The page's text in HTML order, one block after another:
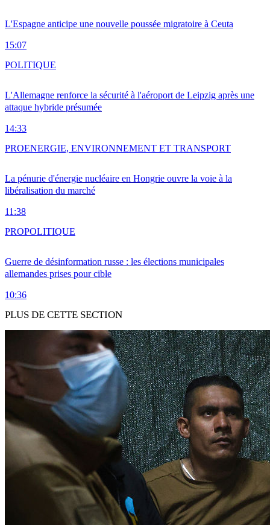
L'Espagne anticipe une nouvelle poussée migratoire à Ceuta
15:07
L'Allemagne renforce la sécurité à l'aéroport de Leipzig après une
attaque hybride présumée
14:33
POLITIQUE
La pénurie d'énergie nucléaire en Hongrie ouvre la voie à la
libéralisation du marché
11:38
PROENERGIE, ENVIRONNEMENT ET TRANSPORT
Guerre de désinformation russe : les élections municipales
allemandes prises pour cible
10:36
PROPOLITIQUE
PLUS DE CETTE SECTION